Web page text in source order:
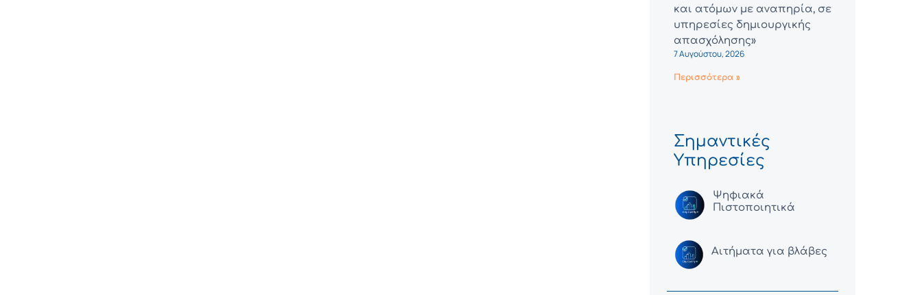
και ατόμων με αναπηρία, σε
υπηρεσίες δημιουργικής
απασχόλησης»
7 Αυγούστου, 2026
Περισσότερα »
Σημαντικές
Υπηρεσίες
Ψηφιακά
Πιστοποιητικά
Αιτήματα για βλάβες